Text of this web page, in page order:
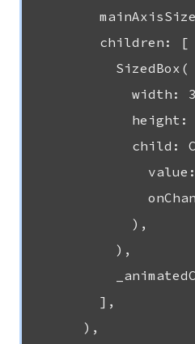
        children: [
          SizedBox(
width:
height:
child:
            ),
          ),
        ],
      ),